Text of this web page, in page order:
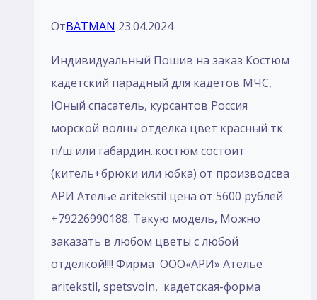
ОтBATMAN 23.04.2024
Индивидуальный Пошив на заказ Костюм
кадетский парадный для кадетов МЧС,
Юный спасатель, курсантов Россия
морской волны отделка цвет красный тк
п/ш или габардин..костюм состоит
(китель+брюки или юбка) от производсва
АРИ Ателье aritekstil цена от 5600 рублей
+79226990188. Такую модель, Mожно
заказать в любом цветы с любой
отделкой!!!! Фирма ООО«АРИ» Ателье
aritekstil, spetsvoin, кадетская-форма